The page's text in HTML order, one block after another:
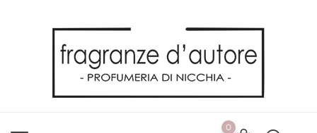
Utilizziamo i cookie per offrirti la migliore esperienza possibile
sul nostro sito web. Cliccando su OK, acconsenti alla nostra
politica sui cookie. Se desideri modificare le tue preferenze sui
cookie, puoi farlo
0